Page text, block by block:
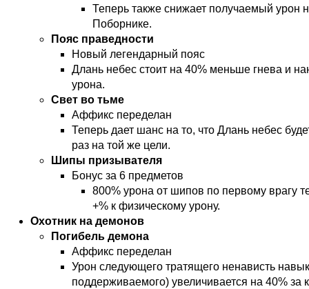
Теперь также снижает получаемый урон
Поборнике.
Пояс праведности
Новый легендарный пояс
Длань небес стоит на 40% меньше гнева и
урона.
Свет во тьме
Аффикс переделан
Теперь дает шанс на то, что Длань небес
раз на той же цели.
Шипы призывателя
Бонус за 6 предметов
800% урона от шипов по первому врагу
+% к физическому урону.
Охотник на демонов
Погибель демона
Аффикс переделан
Урон следующего тратящего ненависть
поддерживаемого) увеличивается на 40%